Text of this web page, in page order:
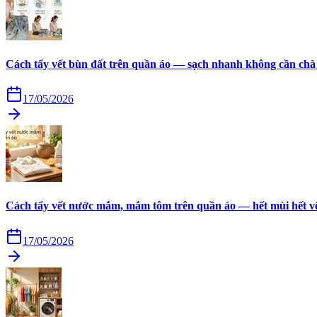
Cách tẩy vết bùn đất trên quần áo — sạch nhanh không cần
17/05/2026
Cách tẩy vết nước mắm, mắm tôm trên quần áo — hết mùi hết
17/05/2026